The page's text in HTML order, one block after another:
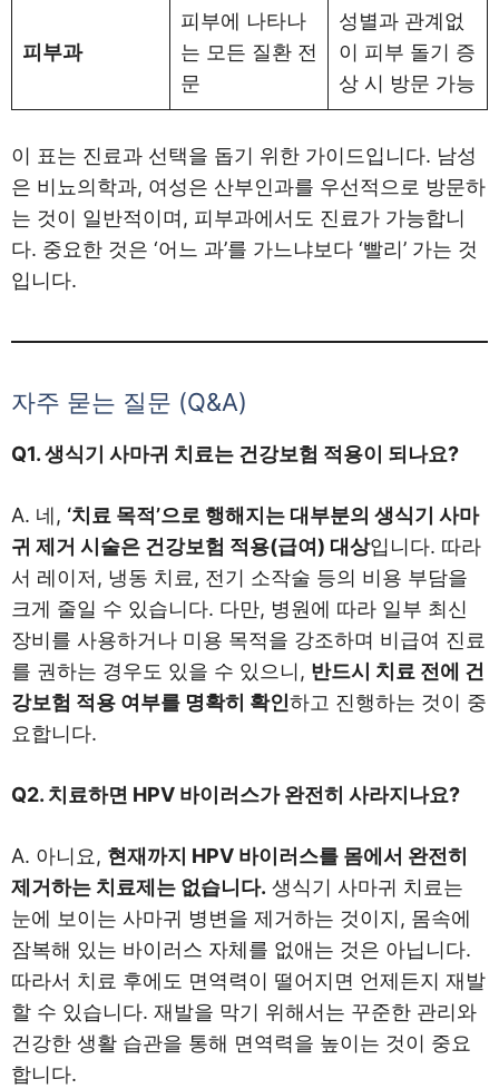
피부과
피부에 나타나
는 모든 질환 전
문
성별과 관계없
이 피부 돌기 증
상 시 방문 가능
이 표는 진료과 선택을 돕기 위한 가이드입니다. 남성
은 비뇨의학과, 여성은 산부인과를 우선적으로 방문하
는 것이 일반적이며, 피부과에서도 진료가 가능합니
다. 중요한 것은 ‘어느 과’를 가느냐보다 ‘빨리’ 가는 것
입니다.
자주 묻는 질문 (Q&A)
Q1. 생식기 사마귀 치료는 건강보험 적용이 되나요?
A. 네, ‘치료 목적’으로 행해지는 대부분의 생식기 사마
귀 제거 시술은 건강보험 적용(급여) 대상입니다. 따라
서 레이저, 냉동 치료, 전기 소작술 등의 비용 부담을
크게 줄일 수 있습니다. 다만, 병원에 따라 일부 최신
장비를 사용하거나 미용 목적을 강조하며 비급여 진료
를 권하는 경우도 있을 수 있으니, 반드시 치료 전에 건
강보험 적용 여부를 명확히 확인하고 진행하는 것이 중
요합니다.
Q2. 치료하면 HPV 바이러스가 완전히 사라지나요?
A. 아니요, 현재까지 HPV 바이러스를 몸에서 완전히
제거하는 치료제는 없습니다. 생식기 사마귀 치료는
눈에 보이는 사마귀 병변을 제거하는 것이지, 몸속에
잠복해 있는 바이러스 자체를 없애는 것은 아닙니다.
따라서 치료 후에도 면역력이 떨어지면 언제든지 재발
할 수 있습니다. 재발을 막기 위해서는 꾸준한 관리와
건강한 생활 습관을 통해 면역력을 높이는 것이 중요
합니다.